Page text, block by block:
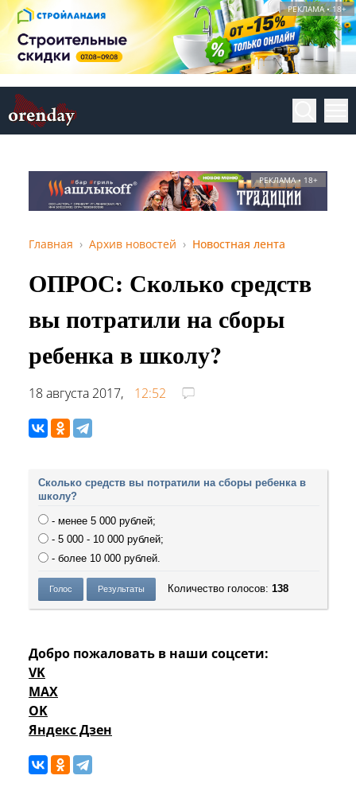
РЕКЛАМА • 18+
РЕКЛАМА • 18+
Главная Архив новостей Новостная лента
ОПРОС: Сколько средств
вы потратили на сборы
ребенка в школу?
18 августа 2017, 12:52
Сколько средств вы потратили на сборы ребенка в
школу?
- менее 5 000 рублей;
- 5 000 - 10 000 рублей;
- более 10 000 рублей.
Количество голосов: 138
Добро пожаловать в наши соцсети:
VK
MAX
OK
Яндекс Дзен